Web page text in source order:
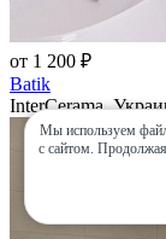
от 1 200 ₽
Batik
InterCerama,
Мы используем
с сайтом. Продолжая